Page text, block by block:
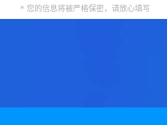
* 您的信息将被严格保密，请放心填写